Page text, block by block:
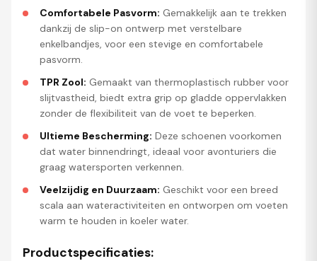
Comfortabele Pasvorm: Gemakkelijk aan te trekken
dankzij de slip-on ontwerp met verstelbare
enkelbandjes, voor een stevige en comfortabele
pasvorm.
TPR Zool: Gemaakt van thermoplastisch rubber voor
slijtvastheid, biedt extra grip op gladde oppervlakken
zonder de flexibiliteit van de voet te beperken.
Ultieme Bescherming: Deze schoenen voorkomen
dat water binnendringt, ideaal voor avonturiers die
graag watersporten verkennen.
Veelzijdig en Duurzaam: Geschikt voor een breed
scala aan wateractiviteiten en ontworpen om voeten
warm te houden in koeler water.
Productspecificaties: